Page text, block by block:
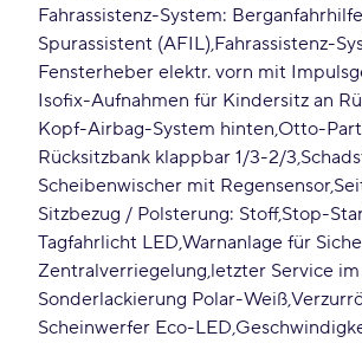
Fahrassistenz-System: Berganfahrhilfe
Spurassistent (AFIL) Fahrassistenz-
Fensterheber elektr. vorn mit
Isofix-Aufnahmen für Kindersitz an
Kopf-Airbag-System hinten Otto-
Rücksitzbank klappbar 1/3-2/3
Scheibenwischer mit Regensensor
Sitzbezug / Polsterung: Stoff Stop-
Tagfahrlicht LED Warnanlage für
Zentralverriegelung letzter Service
Sonderlackierung Polar-Weiß
Scheinwerfer Eco-LED